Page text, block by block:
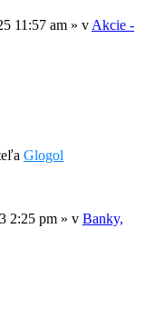
11:57 am » vAkcie -
Glogol
2:25 pm » v Banky,